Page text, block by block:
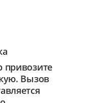
Вызов